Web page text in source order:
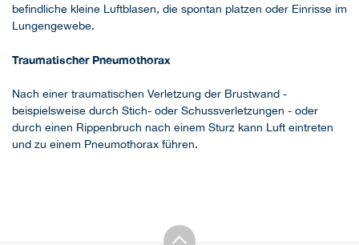
befindliche kleine Luftblasen, die spontan platzen oder Einrisse im
Lungengewebe.
Traumatischer Pneumothorax
Nach einer traumatischen Verletzung der Brustwand -
beispielsweise durch Stich- oder Schussverletzungen - oder
durch einen Rippenbruch nach einem Sturz kann Luft eintreten
und zu einem Pneumothorax führen.